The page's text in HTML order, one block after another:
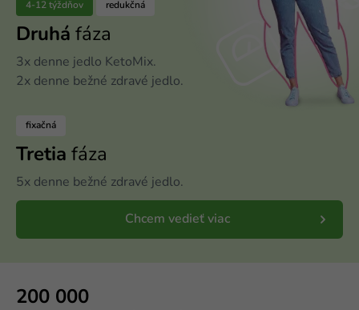
4-12 týždňov redukčná
Druhá fáza
3x denne jedlo KetoMix.
2x denne bežné zdravé jedlo.
fixačná
Tretia fáza
5x denne bežné zdravé jedlo.
Chcem vedieť viac
200 000